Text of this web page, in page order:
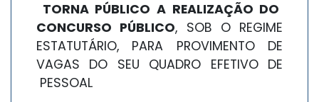
TORNA PÚBLICO A REALIZAÇÃO DO
CONCURSO PÚBLICO, SOB O REGIME
ESTATUTÁRIO, PARA PROVIMENTO DE
VAGAS DO SEU QUADRO EFETIVO DE
PESSOAL